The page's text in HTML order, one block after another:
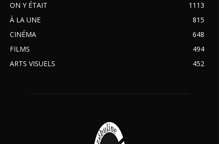
ON Y ÉTAIT
1113
À LA UNE
815
CINÉMA
648
FILMS
494
ARTS VISUELS
452